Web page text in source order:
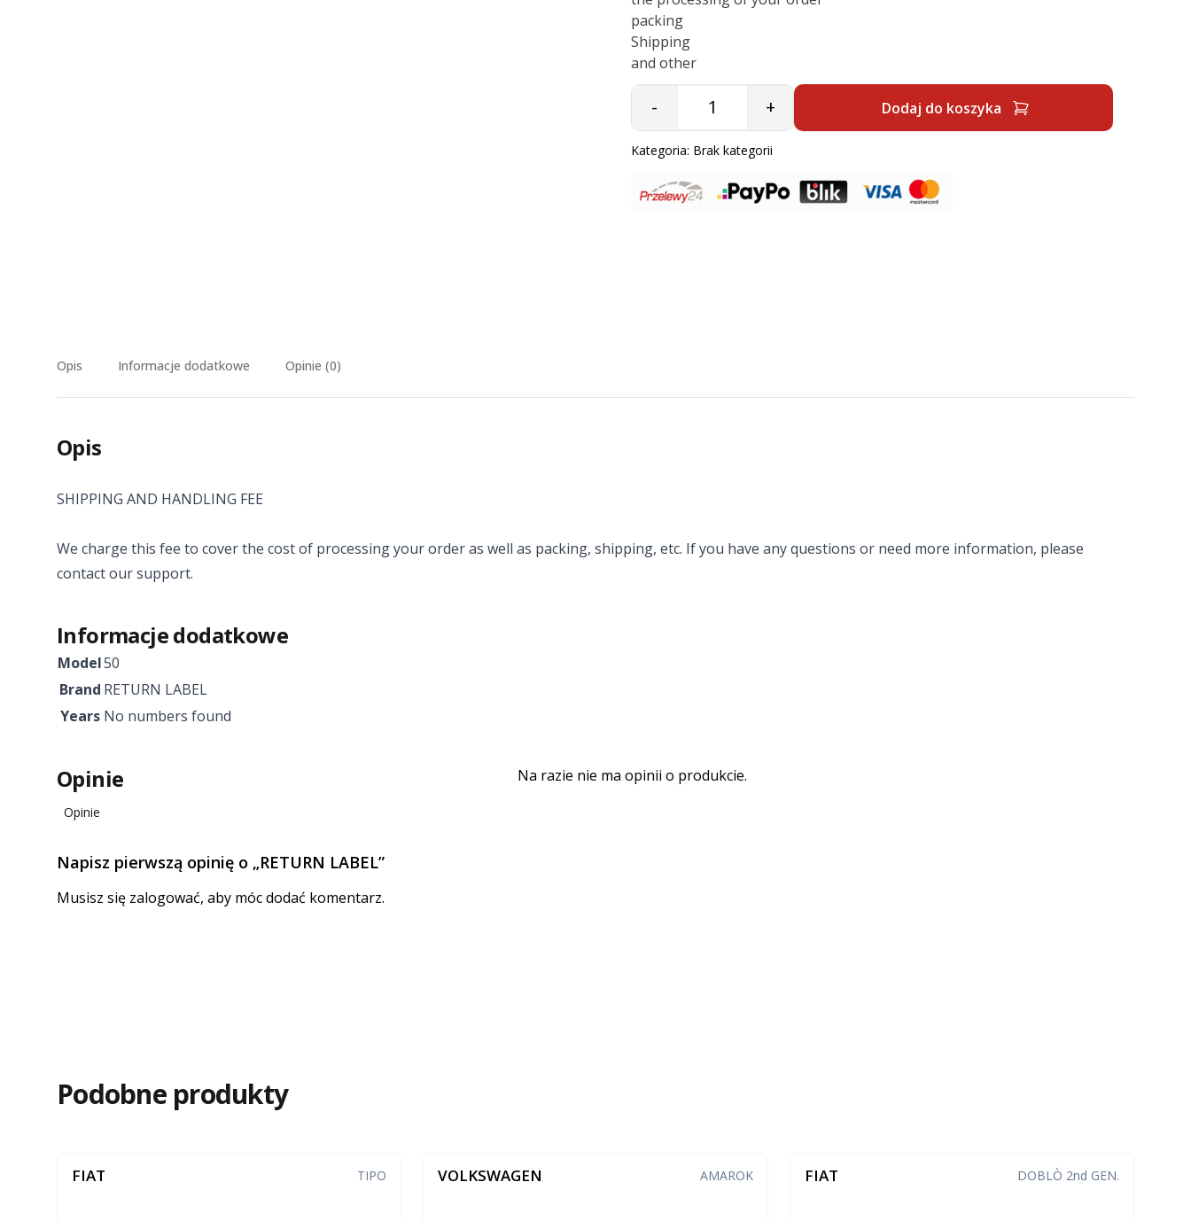
packing
Shipping
and other
Quantity
- + Dodaj do koszyka
Kategoria: Brak kategorii
Opis Informacje dodatkowe Opinie (0)
Opis
SHIPPING AND HANDLING FEE
We charge this fee to cover the cost of processing your order as well as packing, shipping, etc. If you have any questions or need more information, please
contact our support.
Informacje dodatkowe
Model50
Brand RETURN LABEL
Years No numbers found
Opinie
Opinie
Na razie nie ma opinii o produkcie.
Napisz pierwszą opinię o „RETURN LABEL”
Musisz się zalogować, aby móc dodać komentarz.
Podobne produkty
FIAT TIPO VOLKSWAGEN AMAROK FIAT DOBLÒ 2nd GEN.